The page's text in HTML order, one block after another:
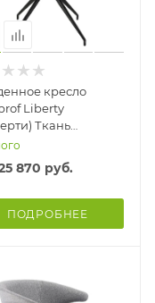
кресло
Liberty
Ткань
Бургунди/
870 руб.
ПОДРОБНЕЕ